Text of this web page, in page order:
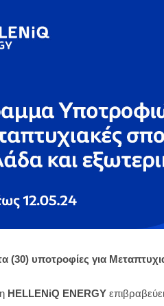
(30) υποτροφίες για
HELLENiQ ENERGY